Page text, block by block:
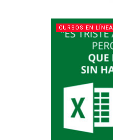
CURSOS EN LÍNEA